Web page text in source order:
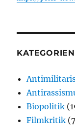
KATEGORIEN
Biopolitik
Filmkritik